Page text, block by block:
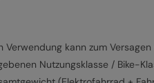
kann zum
Nutzungsklasse / Bike-